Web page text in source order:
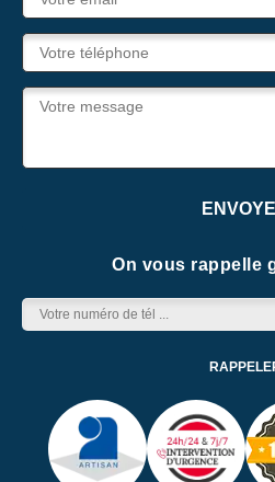
On vous rappelle